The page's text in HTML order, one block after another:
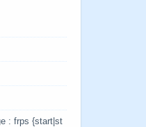
: frps {start|st